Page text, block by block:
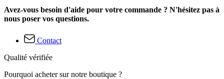
Avez-vous besoin d'aide pour votre commande ? N'hésitez pas à
nous poser vos questions.
Contact
Qualité vérifiée
Pourquoi acheter sur notre boutique ?